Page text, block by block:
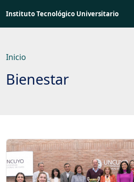
contenido
Instituto Tecnológico Universitario
Inicio
Bienestar